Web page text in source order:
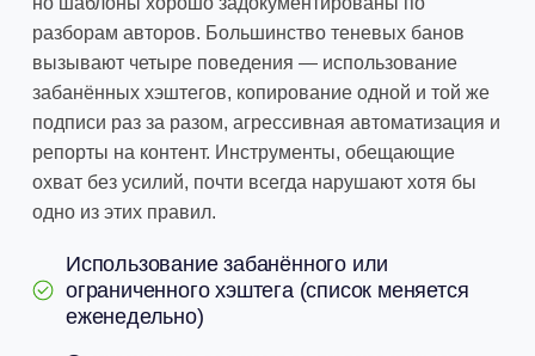
разборам авторов. Большинство теневых банов
вызывают четыре поведения — использование
забанённых хэштегов, копирование одной и той же
подписи раз за разом, агрессивная автоматизация и
репорты на контент. Инструменты, обещающие
охват без усилий, почти всегда нарушают хотя бы
одно из этих правил.
Использование забанённого или
ограниченного хэштега (список меняется
еженедельно)